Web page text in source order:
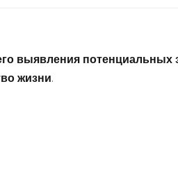
выявления потенциальных
жизни.